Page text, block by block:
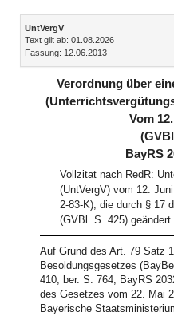
Inhalt
UntVergV
Text gilt ab: 01.08.2026
Fassung: 12.06.2013
Verordnung über
Vom
BayRS
Vollzitat nach RedR:
(UntVergV) vom 12.
2-83-K), die durch § 17
(GVBl. S. 425) geändert
Auf Grund des Art. 79 Satz
Besoldungsgesetzes
410, ber. S. 764, BayRS
des Gesetzes vom 22. Mai
Bayerische